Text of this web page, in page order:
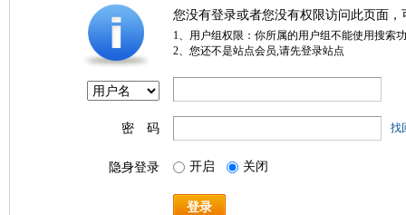
您没有登录或者您没有权限访问此页面
1、用户组权限：你所属的用户组不能使用搜索
2、您还不是站点会员,请先登录站点
密 码 找
隐身登录 开启 关闭
登录